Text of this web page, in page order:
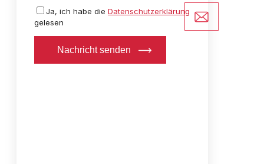
Ja, ich habe die Datenschutzerklärung
gelesen